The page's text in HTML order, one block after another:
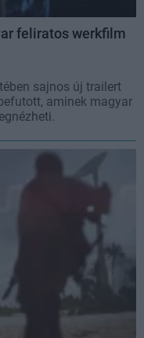
feliratos werkfilm
sajnos új trailert
aminek magyar